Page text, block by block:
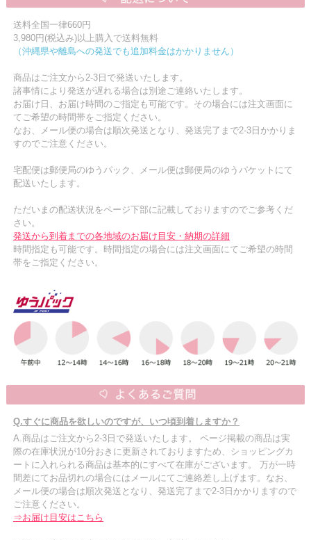
送料全国一律660円
3,980円(税込み)以上購入で送料無料
（沖縄県や離島への発送でも追加料金はかかりません）
商品はご注文から2-3日で発送いたします。
諸事情により発送が遅れる場合は別途ご連絡いたします。
お届け日、お届け時間のご指定も可能です。その場合には注文画面に
てご希望の時間帯をご指定ください。
なお、メール便の場合は順次発送となり、発送完了まで2-3日かかりま
すのでご注意ください。
宅配便は郵便局のゆうパック、メール便は郵便局のゆうパケットにて
配送いたします。
ただいまの配送状況をページ下部に記載しておりますのでご参考くだ
さい。
発送から到着までの各地域のお届け目安・納期の詳細
時間指定も可能です。時間指定の場合には注文画面にてご希望の時間
帯をご指定ください。
Q.すぐに商品を欲しいのですが、いつ頃到着しますか？
A.商品はご注文から2-3日で発送いたします。 ページ掲載の商品は実
際の在庫状況が10分おきに更新されておりますため、ショッピングカ
ートに入れられる商品は基本的にすべて在庫がございます。 万が一時
間差にてお品切れの場合にはメールにてご連絡差し上げます。なお、
メール便の場合は順次発送となり、発送完了まで2-3日かかりますので
ご注意ください。
⇒お届け目安はこちら